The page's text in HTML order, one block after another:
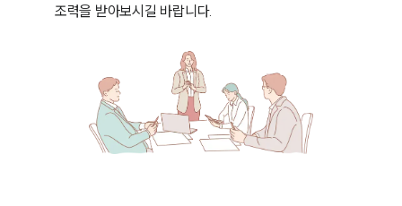
조력을 받아보시길 바랍니다.